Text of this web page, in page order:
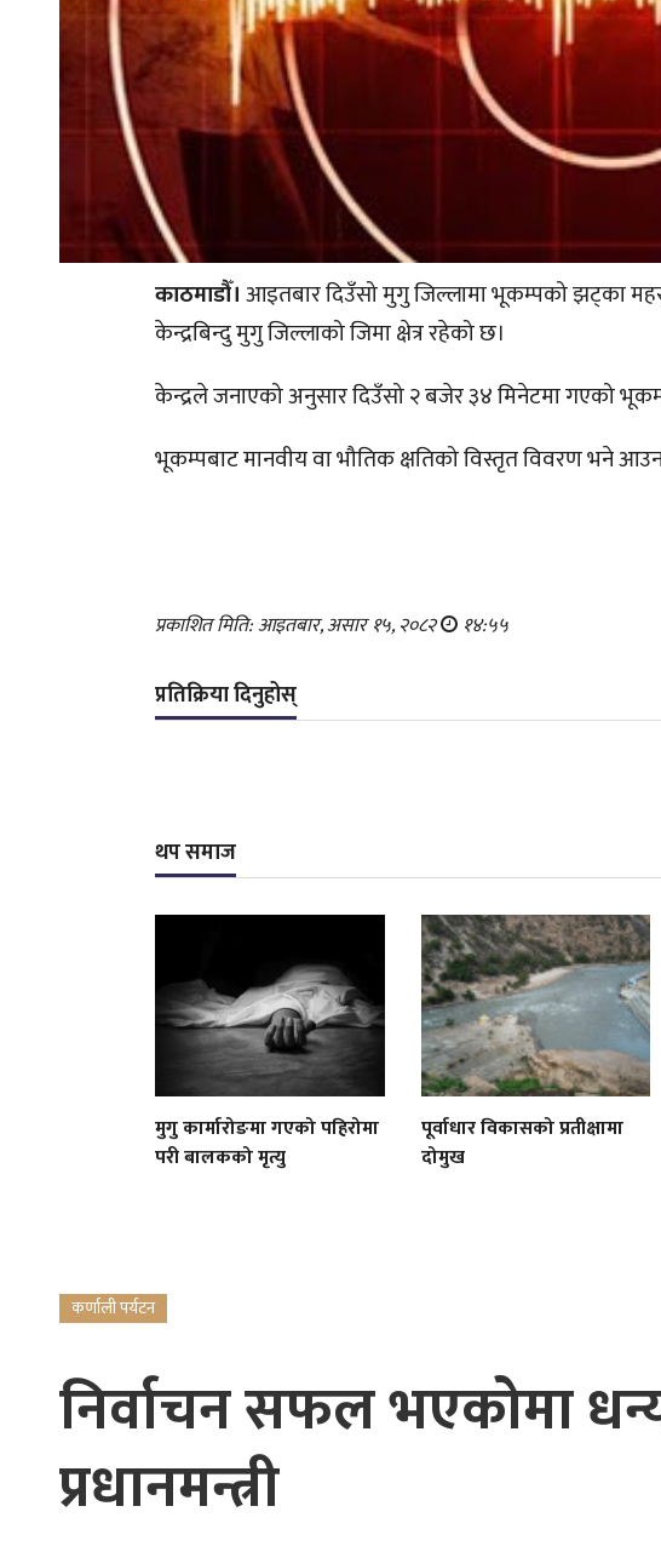
काठमाडौँ।आइतबार दिउँसो मुगु जिल्लामा भूकम्पको झट्का
केन्द्रबिन्दु मुगु जिल्लाको जिमा क्षेत्र रहेको छ।
केन्द्रले जनाएको अनुसार दिउँसो २ बजेर ३४ मिनेटमा गएको
भूकम्पबाट मानवीय वा भौतिक क्षतिको विस्तृत विवरण भने
प्रकाशित मिति: आइतबार, असार १५, २०८२ १४:५५
प्रतिक्रिया दिनुहोस्
थप समाज
मुगु कार्मारोङमा गएको पहिरोमा
परी बालकको मृत्यु
पूर्वाधार विकासको प्रतीक्षामा
दोमुख
कर्णाली पर्यटन
निर्वाचन सफल भएकोमा
प्रधानमन्त्री